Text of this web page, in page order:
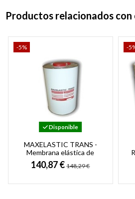
Productos relacionados
-5%
Disponible
MAXELASTIC TRANS -
Membrana elástica de
Poliuretano para
Impermeabilización de
140,87 €148,29 €
-